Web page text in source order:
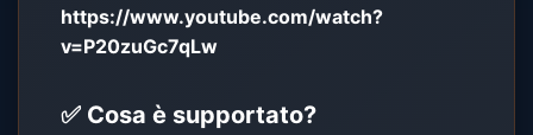
https://www.youtube.com/watch?
v=P20zuGc7qLw
✅ Cosa è supportato?